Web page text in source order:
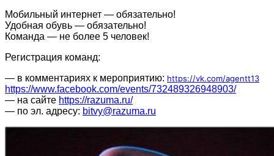
Мобильный интернет — обязательно!
Удобная обувь — обязательно!
Команда — не более 5 человек!
Регистрация команд:
— в комментариях к мероприятию: https://vk.com/agentt13
https://www.facebook.com/events/732489326948903/
— на сайте https://razuma.ru/
— по эл. адресу: bitvy@razuma.ru